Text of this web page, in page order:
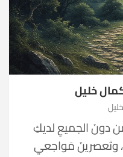
خليل
دونَ الجميعِ لديكِ
وتَعصرينَ مَواجعي